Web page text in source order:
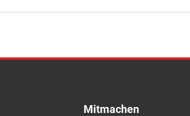
Mitmachen